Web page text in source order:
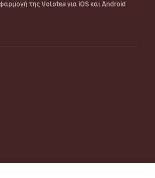
της Volotea για iOS και Android